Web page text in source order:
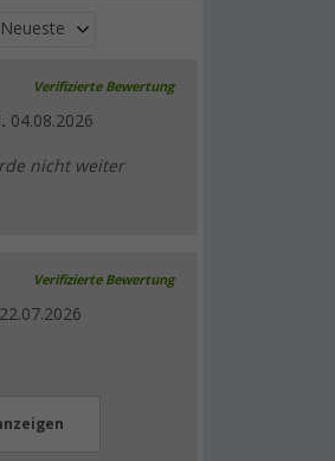
Neueste
Verifizierte Bewertung
04.08.2026
nicht weiter
Verifizierte Bewertung
22.07.2026